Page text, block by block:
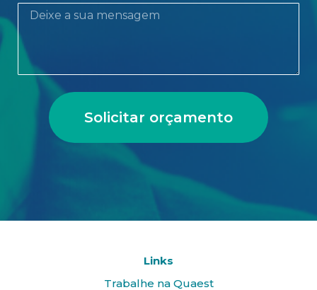
Solicitar orçamento
Links
Trabalhe na Quaest